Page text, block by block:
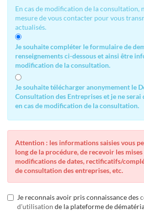
En cas de modification de la consultation,
mesure de vous contacter pour vous
actualisés.
Je souhaite compléter le formulaire de
renseignements ci-dessous et ainsi être
modification de la consultation.
Je souhaite télécharger anonymement le
Consultation des Entreprises et je ne
en cas de modification de la consultation.
Attention : les informations saisies vous
long de la procédure, de recevoir les
modifications de dates, rectificatifs/
de consultation des entreprises, etc.
Je reconnais avoir pris connaissance des
d'utilisation de la plateforme de